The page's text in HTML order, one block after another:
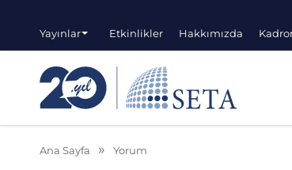
Yayınlar Etkinlikler Hakkımızda
Ana Sayfa Yorum